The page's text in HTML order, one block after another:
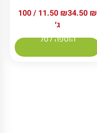
34.50 ₪
11.50 ₪
/ 100
ג׳
הוספה לסל